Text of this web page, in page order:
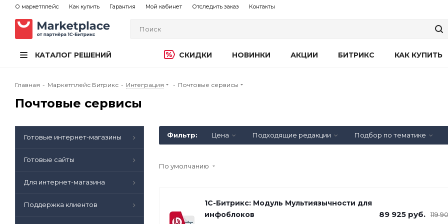
О маркетплейс Как купить Гарантия Мой кабинет Отследить заказ Контакты
КАТАЛОГ РЕШЕНИЙ СКИДКИ НОВИНКИ АКЦИИ БИТРИКС КАК КУПИТЬ
Главная - Маркетплейс Битрикс - Интеграция - Почтовые сервисы
Почтовые сервисы
Фильтр: Цена Подходящие редакции Подбор по тематике
По умолчанию
1С-Битрикс: Модуль Мультиязычности для
инфоблоков
89 925 руб. 119
Готовые интернет-магазины
Готовые сайты
Для интернет-магазина
Поддержка клиентов